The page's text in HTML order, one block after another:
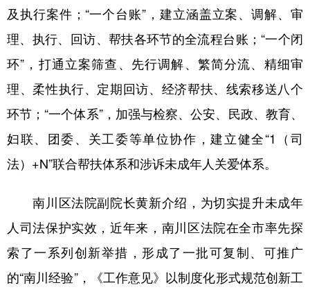
及执行案件；“一个台账”，建立涵盖立案、调解、审
理、执行、回访、帮扶各环节的全流程台账；“一个闭
环”，打通立案筛查、先行调解、繁简分流、精细审
理、柔性执行、定期回访、经济帮扶、线索移送八个
环节；“一个体系”，加强与检察、公安、民政、教育、
妇联、团委、关工委等单位协作，建立健全“1（司
法）+N”联合帮扶体系和涉诉未成年人关爱体系。
南川区法院副院长黄新介绍，为切实提升未成年
人司法保护实效，近年来，南川区法院在全市率先探
索了一系列创新举措，形成了一批可复制、可推广
的“南川经验”，《工作意见》以制度化形式规范创新工